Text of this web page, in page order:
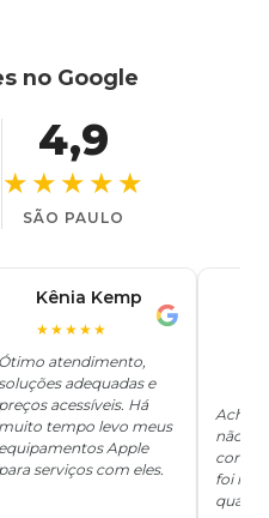
no Google
4,9
★★★★★
SÃO PAULO
Kênia Kemp
★★★★★
Ótimo atendimento,
adequadas e
preços acessíveis. Há
muito tempo levo meus
equipamentos Apple
para serviços com eles.
Achei
não
foi